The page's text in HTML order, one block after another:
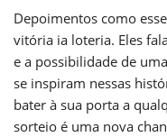
Depoimentos como
vitória ia loteria. Eles
e a possibilidade de
se inspiram nessas
bater à sua porta a
sorteio é uma nova